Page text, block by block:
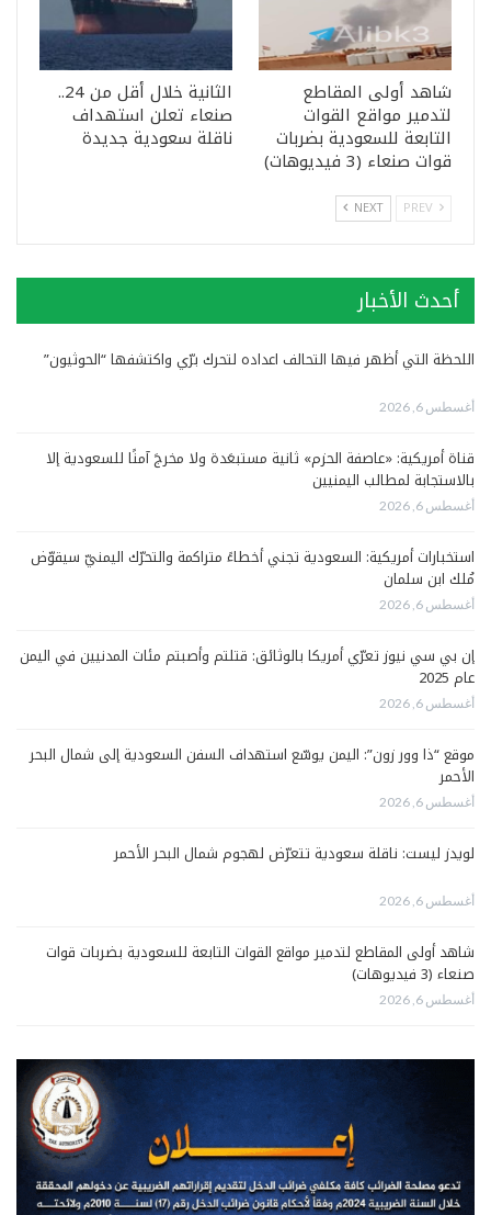
شاهد أولى المقاطع
لتدمير مواقع القوات
التابعة للسعودية بضربات
قوات صنعاء (3 فيديوهات)
الثانية خلال أقل من 24..
صنعاء تعلن استهداف
ناقلة سعودية جديدة
NEXT
أحدث الأخبار
اللحظة التي أظهر فيها التحالف اعداده لتحرك برّي واكتشفها “الحوثيون”
أغسطس 6, 2026
قناة أمريكية: «عاصفة الحزم» ثانية مستبعَدة ولا مخرجَ آمنًا للسعودية إلا
بالاستجابة لمطالب اليمنيين
أغسطس 6, 2026
استخبارات أمريكية: السعودية تجني أخطاءً متراكمة والتحرّك اليمنيّ سيقوّض
مُلك ابن سلمان
أغسطس 6, 2026
إن بي سي نيوز تعرّي أمريكا بالوثائق: قتلتم وأصبتم مئات المدنيين في اليمن
عام 2025
أغسطس 6, 2026
موقع “ذا وور زون”: اليمن يوسّع استهداف السفن السعودية إلى شمال البحر
الأحمر
أغسطس 6, 2026
لويدز ليست: ناقلة سعودية تتعرّض لهجوم شمال البحر الأحمر
أغسطس 6, 2026
شاهد أولى المقاطع لتدمير مواقع القوات التابعة للسعودية بضربات قوات
صنعاء (3 فيديوهات)
أغسطس 6, 2026